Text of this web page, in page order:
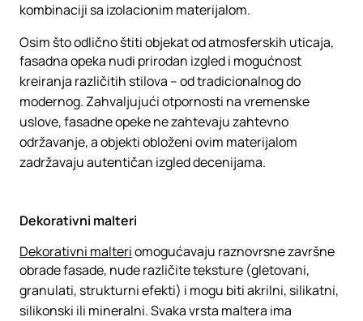
kombinaciji sa izolacionim materijalom.
Osim što odlično štiti objekat od atmosferskih uticaja,
fasadna opeka nudi prirodan izgled i mogućnost
kreiranja različitih stilova – od tradicionalnog do
modernog. Zahvaljujući otpornosti na vremenske
uslove, fasadne opeke ne zahtevaju zahtevno
održavanje, a objekti obloženi ovim materijalom
zadržavaju autentičan izgled decenijama.
Dekorativni malteri
Dekorativni malteriomogućavaju raznovrsne završne
obrade fasade, nude različite teksture (gletovani,
granulati, strukturni efekti) i mogu biti akrilni, silikatni,
silikonski ili mineralni. Svaka vrsta maltera ima